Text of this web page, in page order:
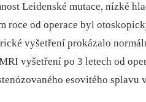
Leidenské mutace, nízké
roce od operace byl
vyšetření prokázalo
vyšetření po 3 letech od
esovitého splavu